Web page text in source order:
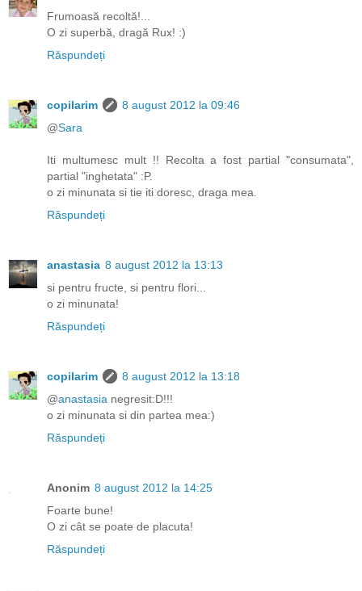
Frumoasă recoltă!...
O zi superbă, dragă Rux! :)
Răspundeți
copilarim
8 august 2012 la 09:46
@Sara
Iti multumesc mult !! Recolta a fost partial "consumata",
partial "inghetata" :P.
o zi minunata si tie iti doresc, draga mea.
Răspundeți
anastasia 8 august 2012 la 13:13
si pentru fructe, si pentru flori...
o zi minunata!
Răspundeți
copilarim
8 august 2012 la 13:18
@anastasia negresit:D!!!
o zi minunata si din partea mea:)
Răspundeți
Anonim 8 august 2012 la 14:25
Foarte bune!
O zi cât se poate de placuta!
Răspundeți